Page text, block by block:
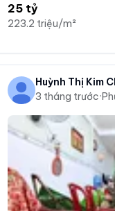
25 tỷ
223.2 triệu/m²
Huỳnh Thị Kim
3 tháng trước·